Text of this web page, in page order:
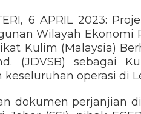
6 APRIL 2023:
Wilayah Ekonomi
Kulim (Malaysia)
(JDVSB) sebagai
operasi di
dokumen perjanjian